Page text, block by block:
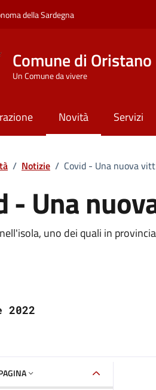
della Sardegna
Comune di Oristano
Un Comune da vivere
Novità Servizi
/ Notizie / Covid - Una nuova
- Una
della notizia
uno dei quali in